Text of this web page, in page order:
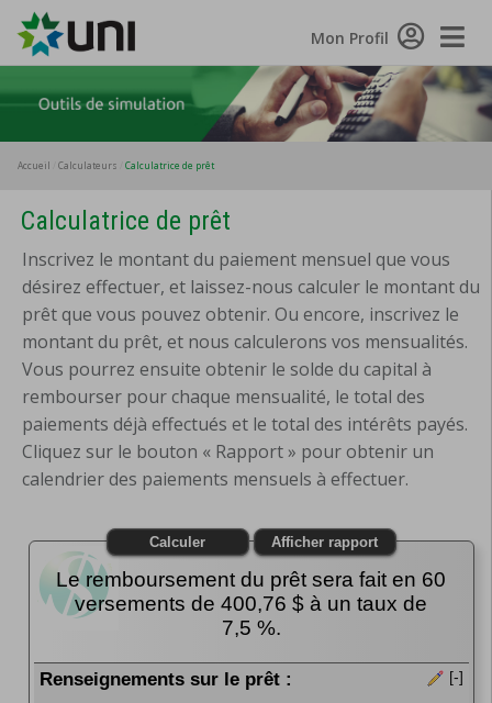
Toggle
Mon Profil
Accueil Calculateurs Calculatrice de prêt
Calculatrice de prêt
Inscrivez le montant du paiement mensuel que vous
désirez effectuer, et laissez-nous calculer le montant du
prêt que vous pouvez obtenir. Ou encore, inscrivez le
montant du prêt, et nous calculerons vos mensualités.
Vous pourrez ensuite obtenir le solde du capital à
rembourser pour chaque mensualité, le total des
paiements déjà effectués et le total des intérêts payés.
Cliquez sur le bouton « Rapport » pour obtenir un
calendrier des paiements mensuels à effectuer.
Le remboursement du prêt sera fait en 60
versements de 400,76 $ à un taux de
7,5 %.
Renseignements sur le prêt :
[-]